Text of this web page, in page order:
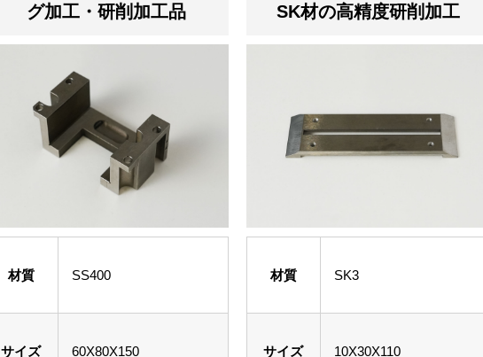
グ加工・研削加工品
材質 SS400
サイズ 60X80X150
SK材の高精度研削加工
材質 SK3
サイズ 10X30X110